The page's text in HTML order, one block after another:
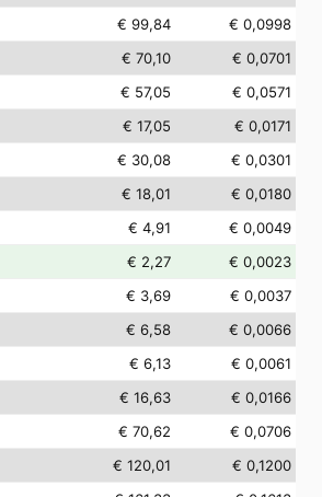
€ 99,84
€ 0,0998
€ 70,10
€ 0,0701
€ 57,05
€ 0,0571
€ 17,05
€ 0,0171
€ 30,08
€ 0,0301
€ 18,01
€ 0,0180
€ 4,91
€ 0,0049
€ 2,27
€ 0,0023
€ 3,69
€ 0,0037
€ 6,58
€ 0,0066
€ 6,13
€ 0,0061
€ 16,63
€ 0,0166
€ 70,62
€ 0,0706
€ 120,01
€ 0,1200